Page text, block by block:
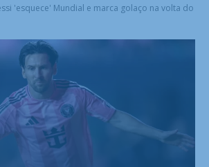
'esquece' Mundial e marca golaço na volta do